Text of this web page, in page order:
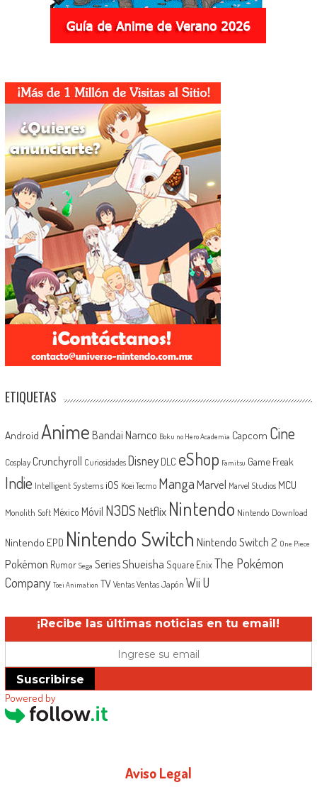
ETIQUETAS
Android Anime Bandai Namco Boku no Hero Academia Capcom Cine
Cosplay Crunchyroll Curiosidades Disney DLC eShop Famitsu Game Freak
Indie Intelligent Systems iOS Koei Tecmo MangaMarvel Marvel Studios MCU
Monolith Soft México Móvil N3DSNetflix Nintendo Nintendo Download
Nintendo EPD Nintendo Switch Nintendo Switch 2 One Piece
Pokémon Rumor Sega SeriesShueisha Square EnixThe Pokémon
Company Toei Animation TV Ventas Ventas Japón Wii U
¡Recibe las últimas noticias en tu email!
Suscribirse
Powered by
Aviso Legal